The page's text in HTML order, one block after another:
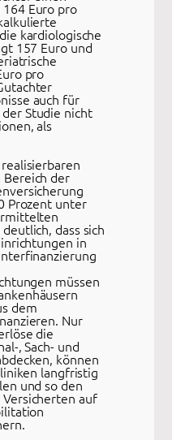
Euro pro
kardiologische
157 Euro und
pro
auch für
Studie nicht
als
Bereich der
Prozent unter
dass sich
in
müssen
dem
Nur
die
, Sach- und
können
langfristig
und so den
Versicherten auf